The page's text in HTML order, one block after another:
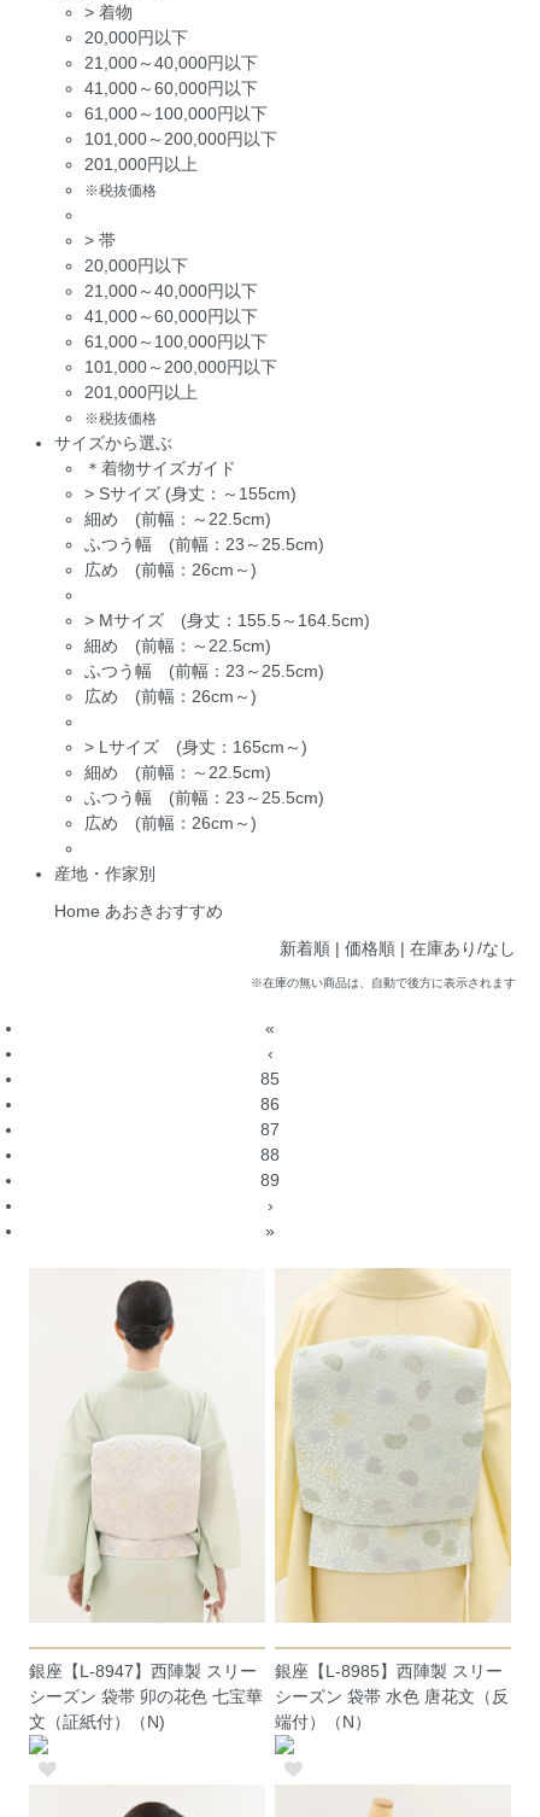
> 着物
20,000円以下
21,000～40,000円以下
41,000～60,000円以下
61,000～100,000円以下
101,000～200,000円以下
201,000円以上
※税抜価格
> 帯
20,000円以下
21,000～40,000円以下
41,000～60,000円以下
61,000～100,000円以下
101,000～200,000円以下
201,000円以上
※税抜価格
サイズから選ぶ
＊着物サイズガイド
> Sサイズ (身丈：～155cm)
細め (前幅：～22.5cm)
ふつう幅 (前幅：23～25.5cm)
広め (前幅：26cm～)
> Mサイズ (身丈：155.5～164.5cm)
細め (前幅：～22.5cm)
ふつう幅 (前幅：23～25.5cm)
広め (前幅：26cm～)
> Lサイズ (身丈：165cm～)
細め (前幅：～22.5cm)
ふつう幅 (前幅：23～25.5cm)
広め (前幅：26cm～)
産地・作家別
Home あおきおすすめ
新着順 | 価格順 | 在庫あり/なし
※在庫の無い商品は、自動で後方に表示されます
«
‹
85
86
87
88
89
›
»
銀座【L-8947】西陣製 スリー
シーズン 袋帯 卯の花色 七宝華
文（証紙付）（N)
銀座【L-8985】西陣製 スリー
シーズン 袋帯 水色 唐花文（反
端付）（N）